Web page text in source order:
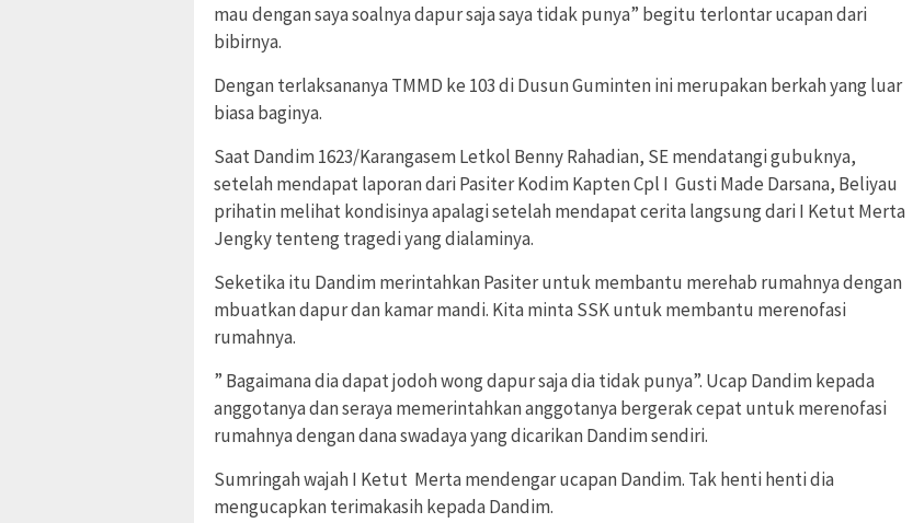
mau dengan saya soalnya dapur saja saya tidak punya” begitu terlontar ucapan dari
bibirnya.
Dengan terlaksananya TMMD ke 103 di Dusun Guminten ini merupakan berkah yang luar
biasa baginya.
Saat Dandim 1623/Karangasem Letkol Benny Rahadian, SE mendatangi gubuknya,
setelah mendapat laporan dari Pasiter Kodim Kapten Cpl I Gusti Made Darsana, Beliyau
prihatin melihat kondisinya apalagi setelah mendapat cerita langsung dari I Ketut Merta
Jengky tenteng tragedi yang dialaminya.
Seketika itu Dandim merintahkan Pasiter untuk membantu merehab rumahnya dengan
mbuatkan dapur dan kamar mandi. Kita minta SSK untuk membantu merenofasi
rumahnya.
” Bagaimana dia dapat jodoh wong dapur saja dia tidak punya”. Ucap Dandim kepada
anggotanya dan seraya memerintahkan anggotanya bergerak cepat untuk merenofasi
rumahnya dengan dana swadaya yang dicarikan Dandim sendiri.
Sumringah wajah I Ketut Merta mendengar ucapan Dandim. Tak henti henti dia
mengucapkan terimakasih kepada Dandim.